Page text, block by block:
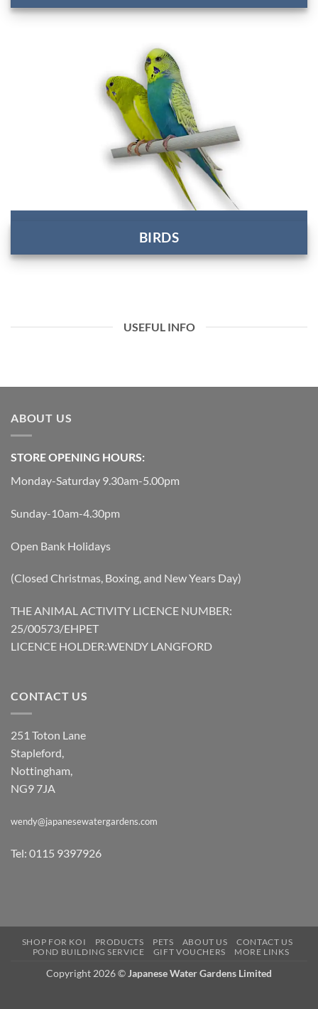
BIRDS
USEFUL INFO
ABOUT US
STORE OPENING HOURS:
Monday-Saturday 9.30am-5.00pm
Sunday-10am-4.30pm
Open Bank Holidays
(Closed Christmas, Boxing, and New Years Day)
THE ANIMAL ACTIVITY LICENCE NUMBER:
25/00573/EHPET
LICENCE HOLDER:WENDY LANGFORD
CONTACT US
251 Toton Lane
Stapleford,
Nottingham,
NG9 7JA
wendy@japanesewatergardens.com
Tel: 0115 9397926
SHOP FOR KOI PRODUCTS PETS ABOUT US
CONTACT US
POND BUILDING SERVICE
GIFT VOUCHERS MORE LINKS
Copyright 2026 © Japanese Water Gardens Limited